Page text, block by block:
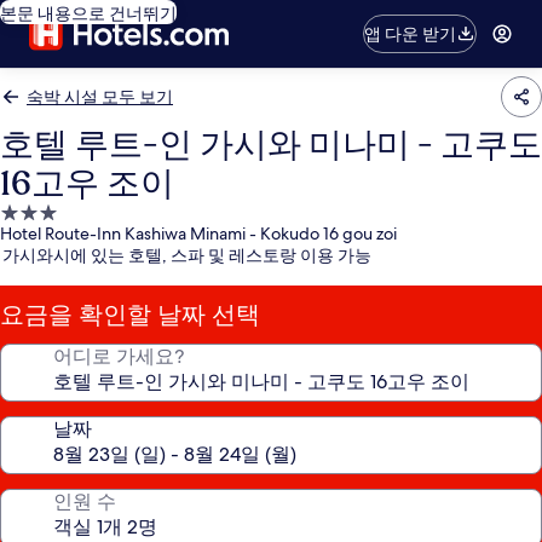
본문 내용으로 건너뛰기
앱 다운 받기
숙박 시설 모두 보기
호텔 루트-인 가시와 미나미 - 고쿠도
16고우 조이
3.0
성
급
숙
박
시
Hotel Route-Inn Kashiwa Minami - Kokudo 16 gou zoi
가시와시에 있는 호텔, 스파 및 레스토랑 이용 가능
요금을 확인할 날짜 선택
어디로 가세요?
날짜
인원 수